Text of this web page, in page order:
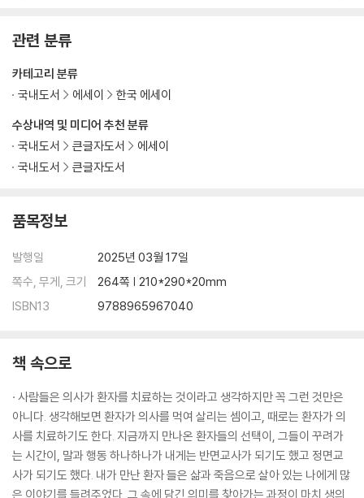
관련 분류
수상내역 및 미디어 추천 분류
국내도서
큰글자도서
에세이
국내도서
큰글자도서
카테고리 분류
국내도서
에세이 한국 에세이
품목정보
발행일
2025년 03월 17일
쪽수, 무게, 크기
264쪽 | 210*290*20mm
ISBN13
9788965967040
책 속으로
· 사람들은 의사가 환자를 치료하는 것이라고 생각하지만 꼭 그런 것만은
아니다. 생각해보면 환자가 의사를 먹여 살리는 셈이고, 때로는 환자가 의
사를 치료하기도 한다. 지금까지 만나온 환자들의 선택이, 그들이 꾸려가
는 시간이, 말과 행동 하나하나가 내게는 반면교사가 되기도 했고 정면교
사가 되기도 했다. 내가 만난 환자 들은 삶과 죽음으로 살아 있는 나에게 많
은 이야기를 들려주었다. 그 속에 담긴 의미를 찾아가는 과정이 마치 생의